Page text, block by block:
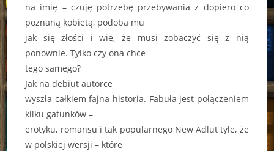
na imię – czuję potrzebę przebywania z dopiero co
poznaną kobietą, podoba mu
jak się złości i wie, że musi zobaczyć się z nią
ponownie. Tylko czy ona chce
tego samego?
Jak na debiut autorce
wyszła całkiem fajna historia. Fabuła jest połączeniem
kilku gatunków –
erotyku, romansu i tak popularnego New Adlut tyle, że
w polskiej wersji – które